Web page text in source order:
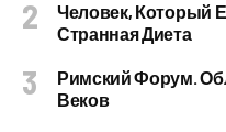
Человек, Который
Странная Диета
Римский Форум.
Веков